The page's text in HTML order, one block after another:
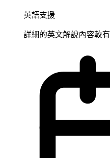
英語支援
詳細的英文解說內容較